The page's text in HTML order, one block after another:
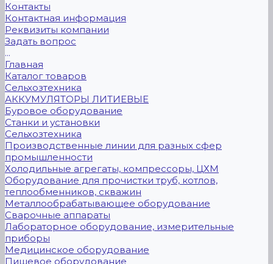
Контакты
Контактная информация
Реквизиты компании
Задать вопрос
...
Главная
Каталог товаров
Сельхозтехника
АККУМУЛЯТОРЫ ЛИТИЕВЫЕ
Буровое оборудование
Станки и установки
Сельхозтехника
Производственные линии для разных сфер
промышленности
Холодильные агрегаты, компрессоры, ЦХМ
Оборудование для прочистки труб, котлов,
теплообменников, скважин
Металлообрабатывающее оборудование
Сварочные аппараты
Лабораторное оборудование, измерительные
приборы
Медицинское оборудование
Пищевое оборудование